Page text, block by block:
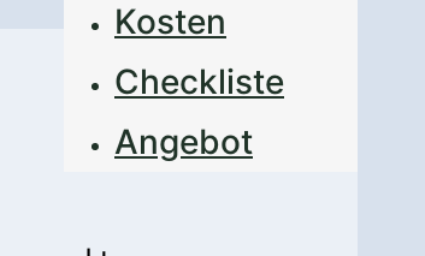
Kosten
Checkliste
Angebot